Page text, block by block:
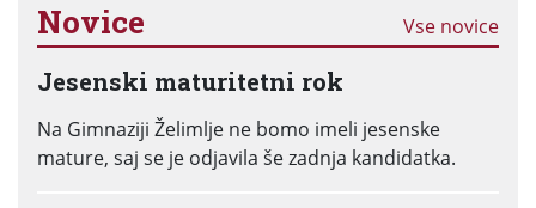
Novice Vse novice
Jesenski maturitetni rok
Na Gimnaziji Želimlje ne bomo imeli jesenske
mature, saj se je odjavila še zadnja kandidatka.